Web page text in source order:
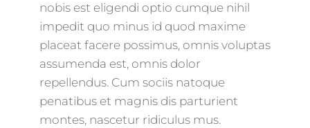
nobis est eligendi optio cumque nihil
impedit quo minus id quod maxime
placeat facere possimus, omnis voluptas
assumenda est, omnis dolor
repellendus. Cum sociis natoque
penatibus et magnis dis parturient
montes, nascetur ridiculus mus.